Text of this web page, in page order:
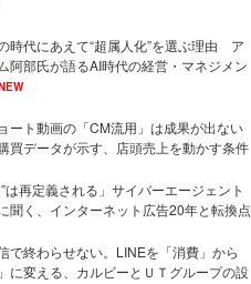
時代にあえて“超属人化”を選ぶ理由 ア
阿部氏が語るAI時代の経営・マネジメン
ート動画の「CM流用」は成果が出ない
買データが示す、店頭売上を動かす条件
”は再定義される」サイバーエージェント
聞く、インターネット広告20年と転換点
で終わらせない。LINEを「消費」から
に変える、カルビーとＵＴグループの設